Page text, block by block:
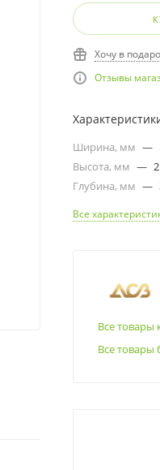
Хочу в
Отзывы
Ширина, мм —
Высота, мм —
Глубина, мм —
Все
Все товары
Все товары